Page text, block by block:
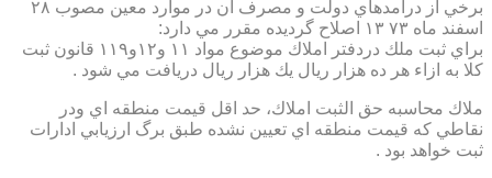
برخي از درآمدهاي دولت و مصرف آن در موارد معين مصوب ۲۸
اسفند ماه ۷۳ ۱۳ اصلاح گرديده مقرر مي دارد:
براي ثبت ملك دردفتر املاك موضوع مواد ۱۱ و۱۲و۱۱۹ قانون ثبت
كلا به ازاء هر ده هزار ريال يك هزار ريال دريافت مي شود .
ملاك محاسبه حق الثبت املاك، حد اقل قيمت منطقه اي ودر
نقاطي كه قيمت منطقه اي تعيين نشده طبق برگ ارزيابي ادارات
ثبت خواهد بود .